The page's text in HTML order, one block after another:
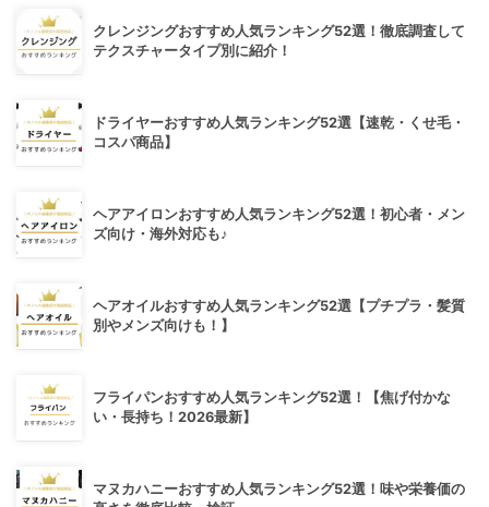
クレンジングおすすめ人気ランキング52選！徹底調査して
テクスチャータイプ別に紹介！
ドライヤーおすすめ人気ランキング52選【速乾・くせ毛・
コスパ商品】
ヘアアイロンおすすめ人気ランキング52選！初心者・メン
ズ向け・海外対応も♪
ヘアオイルおすすめ人気ランキング52選【プチプラ・髪質
別やメンズ向けも！】
フライパンおすすめ人気ランキング52選！【焦げ付かな
い・長持ち！2026最新】
マヌカハニーおすすめ人気ランキング52選！味や栄養価の